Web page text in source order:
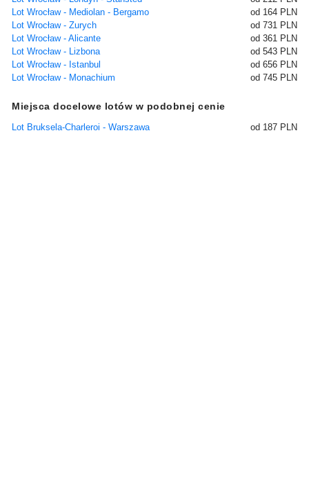
Lot Wrocław - Mediolan - Bergamo
od 164 PLN
Lot Wrocław - Zurych
od 731 PLN
Lot Wrocław - Alicante
od 361 PLN
Lot Wrocław - Lizbona
od 543 PLN
Lot Wrocław - Istanbul
od 656 PLN
Lot Wrocław - Monachium
od 745 PLN
Miejsca docelowe lotów w podobnej cenie
Lot Bruksela-Charleroi - Warszawa od 187 PLN